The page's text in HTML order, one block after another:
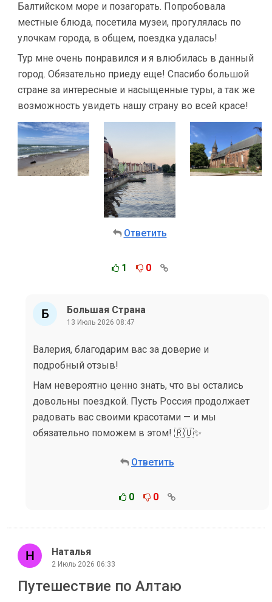
Балтийском море и позагорать. Попробовала
местные блюда, посетила музеи, прогулялась по
улочкам города, в общем, поездка удалась!
Тур мне очень понравился и я влюбилась в данный
город. Обязательно приеду еще! Спасибо большой
стране за интересные и насыщенные туры, а так же
возможность увидеть нашу страну во всей красе!
Ответить
1 0
Большая Страна
13 Июль 2026 08:47
Валерия, благодарим вас за доверие и
подробный отзыв!
Нам невероятно ценно знать, что вы остались
довольны поездкой. Пусть Россия продолжает
радовать вас своими красотами — и мы
обязательно поможем в этом! 🇷🇺✨
Ответить
0 0
Наталья
2 Июль 2026 06:33
Путешествие по Алтаю